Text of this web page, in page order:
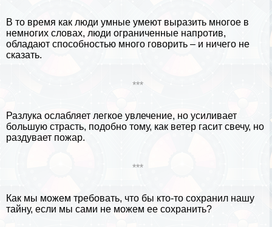
В то время как люди умные умеют выразить многое в
немногих словах, люди ограниченные напротив,
обладают способностью много говорить – и ничего не
сказать.
***
Разлука ослабляет легкое увлечение, но усиливает
большую страсть, подобно тому, как ветер гасит свечу, но
раздувает пожар.
***
Как мы можем требовать, что бы кто-то сохранил нашу
тайну, если мы сами не можем ее сохранить?